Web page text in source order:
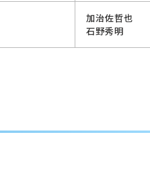
加治佐哲也
石野秀明